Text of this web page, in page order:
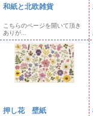
和紙と北欧雑貨
こちらのページを開いて頂き
ありが...
押し花 壁紙